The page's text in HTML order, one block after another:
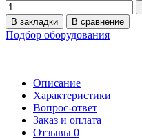
В закладки
В сравнение
Подбор оборудования
Описание
Характеристики
Вопрос-ответ
Заказ и оплата
Отзывы 0